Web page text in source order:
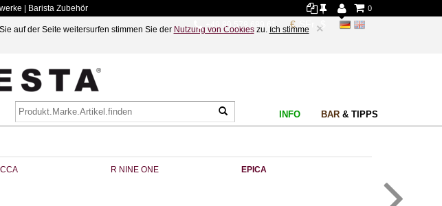
auf der Seite weitersurfen stimmen Sie der Nutzung von Cookieszu. Ich stimme
×
| Barista Zubehör 0
+49 89 578 689 61
BAR& TIPPS
INFO
R NINE ONE EPICA